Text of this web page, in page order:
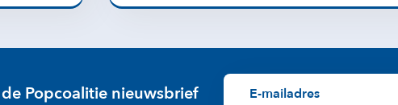
Popcoalitie nieuwsbrief